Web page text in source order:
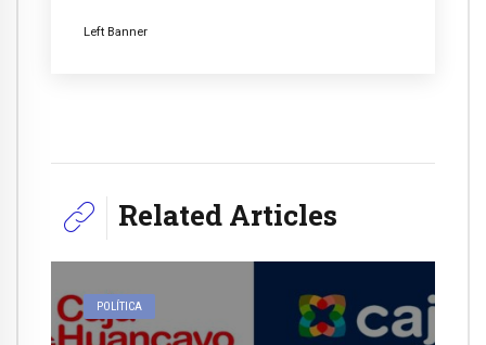
Left Banner
Related Articles
POLÍTICA